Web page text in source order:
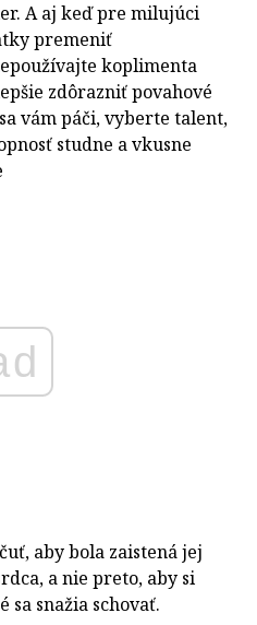
A aj keď pre milujúci
premeniť
koplimenta
zdôrazniť povahové
vám páči, vyberte talent,
studne a vkusne
aby bola zaistená jej
a nie preto, aby si
sa snažia schovať.